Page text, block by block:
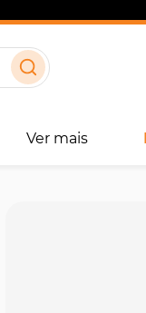
Ver mais